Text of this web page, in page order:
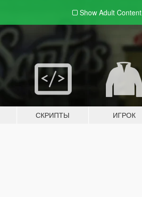
Show Adult Content
СКРИПТЫ ИГРОК